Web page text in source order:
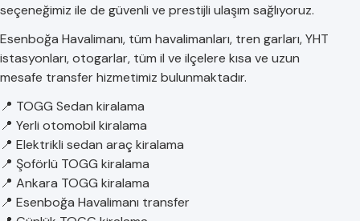
seçeneğimiz ile de güvenli ve prestijli ulaşım sağlıyoruz.
Esenboğa Havalimanı, tüm havalimanları, tren garları, YHT
istasyonları, otogarlar, tüm il ve ilçelere kısa ve uzun
mesafe transfer hizmetimiz bulunmaktadır.
📍 TOGG Sedan kiralama
📍 Yerli otomobil kiralama
📍 Elektrikli sedan araç kiralama
📍 Şoförlü TOGG kiralama
📍 Ankara TOGG kiralama
📍 Esenboğa Havalimanı transfer